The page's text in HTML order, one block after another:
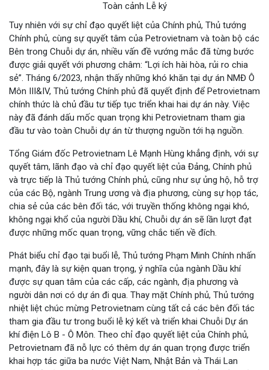
Toàn cảnh Lễ ký
Tuy nhiên với sự chỉ đạo quyết liệt của Chính phủ, Thủ tướng
Chính phủ, cùng sự quyết tâm của Petrovietnam và toàn bộ các
Bên trong Chuỗi dự án, nhiều vấn đề vướng mắc đã từng bước
được giải quyết với phương châm: “Lợi ích hài hòa, rủi ro chia
sẻ”. Tháng 6/2023, nhận thấy những khó khăn tại dự án NMĐ Ô
Môn III&IV, Thủ tướng Chính phủ đã quyết định để Petrovietnam
chính thức là chủ đầu tư tiếp tục triển khai hai dự án này. Việc
này đã đánh dấu mốc quan trọng khi Petrovietnam tham gia
đầu tư vào toàn Chuỗi dự án từ thượng nguồn tới hạ nguồn.
Tổng Giám đốc Petrovietnam Lê Mạnh Hùng khẳng định, với sự
quyết tâm, lãnh đạo và chỉ đạo quyết liệt của Đảng, Chính phủ
và trực tiếp là Thủ tướng Chính phủ, cũng như sự ủng hộ, hỗ trợ
của các Bộ, ngành Trung ương và địa phương, cùng sự họp tác,
chia sẻ của các bên đối tác, với truyền thống không ngại khó,
không ngại khổ của người Dầu khí, Chuỗi dự án sẽ lần lượt đạt
được những mốc quan trọng, vững chắc tiến về đích.
Phát biểu chỉ đạo tại buổi lễ, Thủ tướng Phạm Minh Chính nhấn
mạnh, đây là sự kiện quan trọng, ý nghĩa của ngành Dầu khí
được sự quan tâm của các cấp, các ngành, địa phương và
người dân nơi có dự án đi qua. Thay mặt Chính phủ, Thủ tướng
nhiệt liệt chúc mừng Petrovietnam cùng tất cả các bên đối tác
tham gia đầu tư trong buổi lễ ký kết và triển khai Chuỗi Dự án
khí điện Lô B - Ô Môn. Theo chỉ đạo quyết liệt của Chính phủ,
Petrovietnam đã nỗ lực có thêm dự án quan trọng được triển
khai hợp tác giữa ba nước Việt Nam, Nhật Bản và Thái Lan